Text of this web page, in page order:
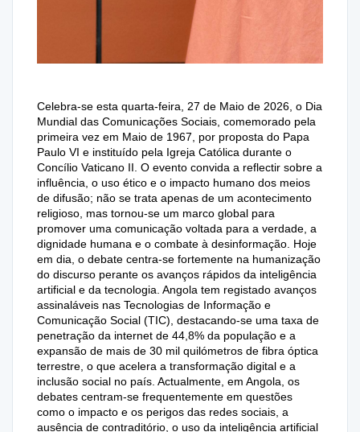
Celebra-se esta quarta-feira, 27 de Maio de 2026, o Dia
Mundial das Comunicações Sociais, comemorado pela
primeira vez em Maio de 1967, por proposta do Papa
Paulo VI e instituído pela Igreja Católica durante o
Concílio Vaticano II. O evento convida a reflectir sobre a
influência, o uso ético e o impacto humano dos meios
de difusão; não se trata apenas de um acontecimento
religioso, mas tornou-se um marco global para
promover uma comunicação voltada para a verdade, a
dignidade humana e o combate à desinformação. Hoje
em dia, o debate centra-se fortemente na humanização
do discurso perante os avanços rápidos da inteligência
artificial e da tecnologia. Angola tem registado avanços
assinaláveis nas Tecnologias de Informação e
Comunicação Social (TIC), destacando-se uma taxa de
penetração da internet de 44,8% da população e a
expansão de mais de 30 mil quilómetros de fibra óptica
terrestre, o que acelera a transformação digital e a
inclusão social no país. Actualmente, em Angola, os
debates centram-se frequentemente em questões
como o impacto e os perigos das redes sociais, a
ausência de contraditório, o uso da inteligência artificial